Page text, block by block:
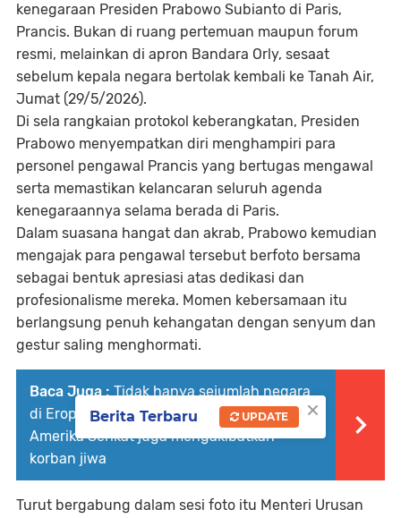
kenegaraan Presiden Prabowo Subianto di Paris,
Prancis. Bukan di ruang pertemuan maupun forum
resmi, melainkan di apron Bandara Orly, sesaat
sebelum kepala negara bertolak kembali ke Tanah Air,
Jumat (29/5/2026).
Di sela rangkaian protokol keberangkatan, Presiden
Prabowo menyempatkan diri menghampiri para
personel pengawal Prancis yang bertugas mengawal
serta memastikan kelancaran seluruh agenda
kenegaraannya selama berada di Paris.
Dalam suasana hangat dan akrab, Prabowo kemudian
mengajak para pengawal tersebut berfoto bersama
sebagai bentuk apresiasi atas dedikasi dan
profesionalisme mereka. Momen kebersamaan itu
berlangsung penuh kehangatan dengan senyum dan
gestur saling menghormati.
Baca Juga : Tidak hanya sejumlah negara
di Eropa, gelombang panas ekstrem di
Amerika Serikat juga mengakibatkan
korban jiwa
Turut bergabung dalam sesi foto itu Menteri Urusan
×
Berita Terbaru UPDATE